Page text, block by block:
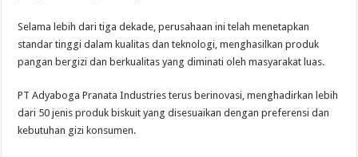
Selama lebih dari tiga dekade, perusahaan ini telah menetapkan
standar tinggi dalam kualitas dan teknologi, menghasilkan produk
pangan bergizi dan berkualitas yang diminati oleh masyarakat luas.
PT Adyaboga Pranata Industries terus berinovasi, menghadirkan lebih
dari 50 jenis produk biskuit yang disesuaikan dengan preferensi dan
kebutuhan gizi konsumen.